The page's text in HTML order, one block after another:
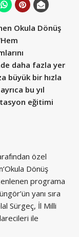
Okula Dönüş
daha fazla yer
büyük bir hızla
bu yıl
eğitimi
özel
Dönüş
programa
yanı sıra
Sürgeç, İl Milli
ile